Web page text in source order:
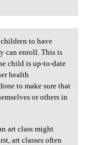
children to have
can enroll. This is
child is up-to-date
health
to make sure that
or others in
art class might
art classes often